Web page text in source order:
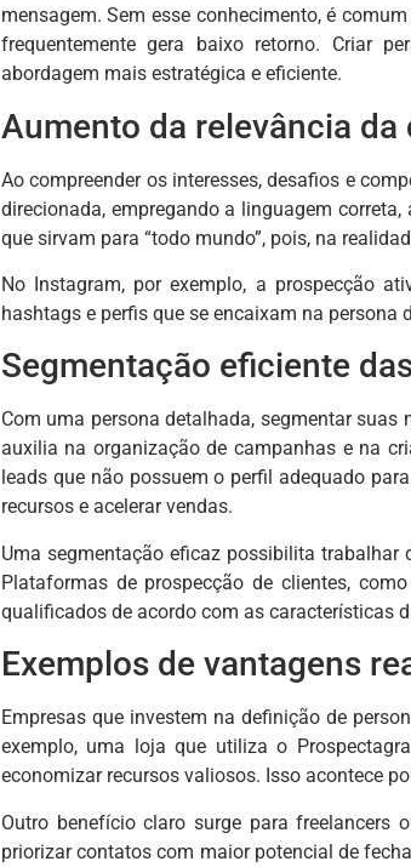
mensagem. Sem esse conhecimento, é
frequentemente gera baixo retorno. Criar
abordagem mais estratégica e eficiente.
Aumento da relevância
Ao compreender os interesses, desafios e
direcionada, empregando a linguagem
que sirvam para “todo mundo”, pois, na
No Instagram, por exemplo, a prospecção
hashtags e perfis que se encaixam na
Segmentação eficiente
Com uma persona detalhada, segmentar
auxilia na organização de campanhas e na
leads que não possuem o perfil adequado
recursos e acelerar vendas.
Uma segmentação eficaz possibilita
Plataformas de prospecção de clientes,
qualificados de acordo com as características
Exemplos de vantagens
Empresas que investem na definição de
exemplo, uma loja que utiliza o
economizar recursos valiosos. Isso acontece
Outro benefício claro surge para freelancers
priorizar contatos com maior potencial de